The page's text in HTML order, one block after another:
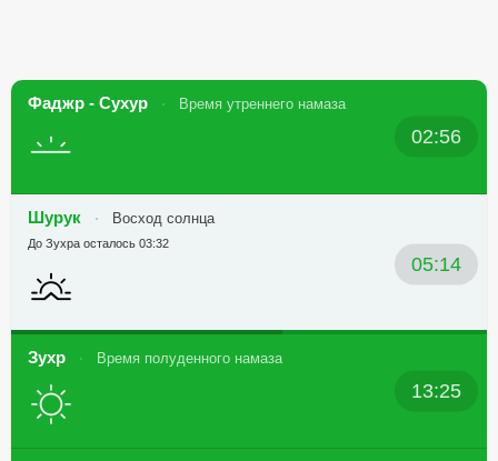
Фаджр - Сухур Время утреннего намаза
02:56
Шурук Восход солнца
05:14
До Зухра осталось 03:32
Зухр Время полуденного намаза
13:25